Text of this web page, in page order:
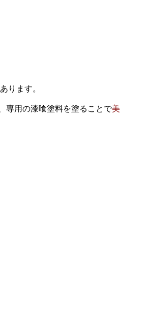
ります。
専用の漆喰塗料を塗ることで美